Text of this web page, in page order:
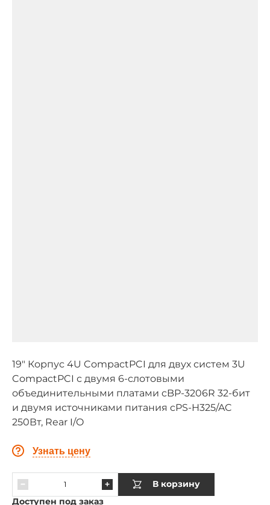
19" Корпус 4U CompactPCI для двух систем 3U
CompactPCI с двумя 6-слотовыми
объединительными платами cBP-3206R 32-бит
и двумя источниками питания cPS-H325/AC
250Вт, Rear I/O
Узнать цену
В корзину
Доступен под заказ